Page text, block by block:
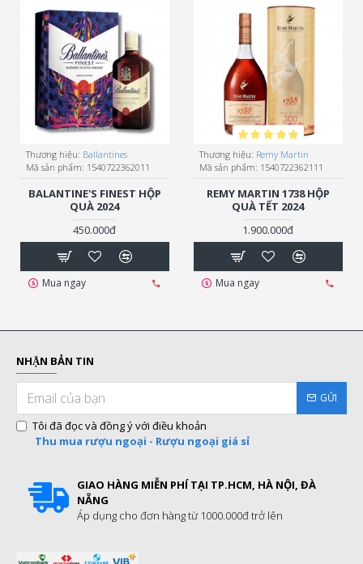
Thương hiệu: Ballantines
Mã sản phẩm: 1540722362011
BALANTINE'S FINEST HỘP
QUÀ 2024
450.000đ
Mua ngay
Thương hiệu: Remy Martin
Mã sản phẩm: 1540722362111
REMY MARTIN 1738 HỘP
QUÀ TẾT 2024
1.900.000đ
Mua ngay
NHẬN BẢN TIN
GỬI
Tôi đã đọc và đồng ý với điều khoản
Thu mua rượu ngoại - Rượu ngoại giá sỉ
GIAO HÀNG MIỄN PHÍ TẠI TP.HCM, HÀ NỘI, ĐÀ
NẴNG
Áp dụng cho đơn hàng từ 1000.000đ trở lên